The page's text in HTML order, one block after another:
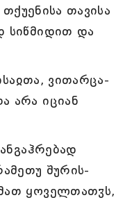
თავისა
სიწმიდით და
ვითარცა-
არა იციან
შურის-
ყოველთათჳს,